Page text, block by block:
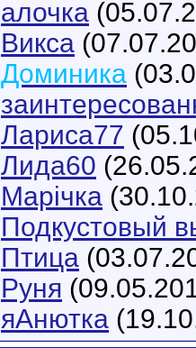
алочка
Викса
Доминика
Лариса77
Лида60
Марічка
Подкустовый
Птица
Руня
яАнютка